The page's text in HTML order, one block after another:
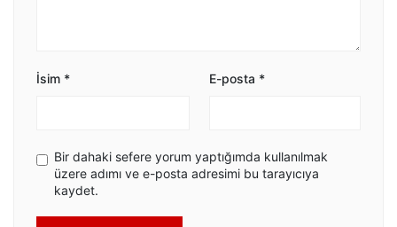
İsim * E-posta *
Bir dahaki sefere yorum yaptığımda kullanılmak
üzere adımı ve e-posta adresimi bu tarayıcıya
kaydet.